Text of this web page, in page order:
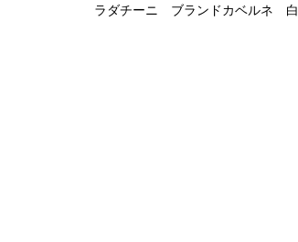
ラダチーニ ブランドカベルネ 白